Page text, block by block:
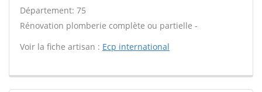
Département: 75
Rénovation plomberie complète ou partielle -
Voir la fiche artisan : Ecp international